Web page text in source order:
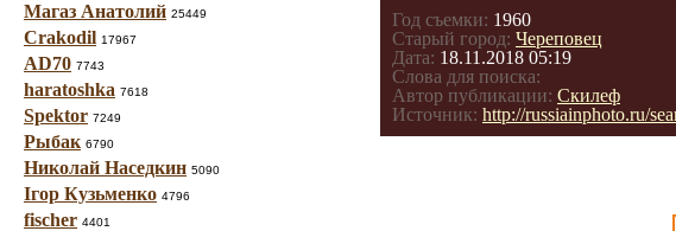
Магаз Анатолий 25449
Crakodil 17967
AD70 7743
haratoshka 7618
Spektor 7249
Рыбак 6790
Николай Наседкин 5090
Ігор Кузьменко 4796
fischer 4401
Год съемки: 1960
Старый город: Череповец
Дата: 18.11.2018 05:19
Слова для поиска:
Автор публикации: Скилеф
Источник: http://russiainphoto.ru/